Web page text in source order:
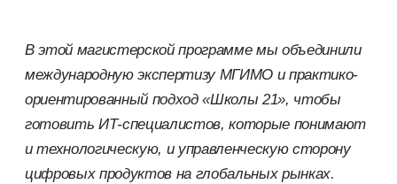
В этой магистерской программе мы объединили
международную экспертизуМГИМОи практико-
ориентированный подход «Школы 21», чтобы
готовить ИТ-специалистов, которые понимают
и технологическую, и управленческую сторону
цифровых продуктов на глобальных рынках.